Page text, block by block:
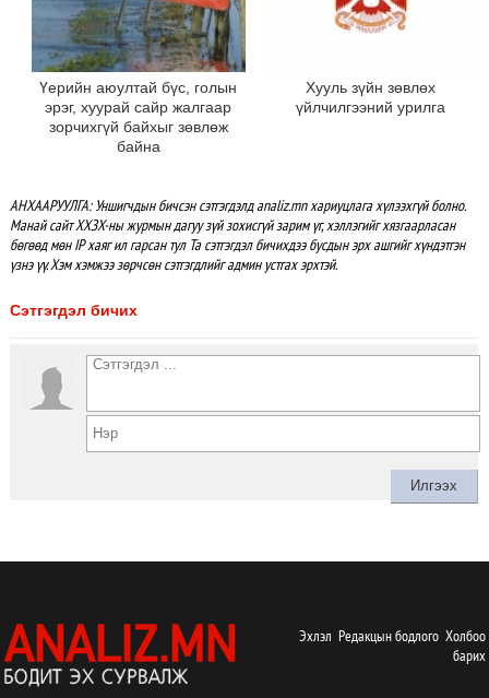
Үерийн аюултай бүс, голын
эрэг, хуурай сайр жалгаар
зорчихгүй байхыг зөвлөж
байна
Хууль зүйн зөвлөх
үйлчилгээний урилга
АНХААРУУЛГА: Уншигчдын бичсэн сэтгэгдэлд analiz.mn хариуцлага хүлээхгүй болно.
Манай сайт ХХЗХ-ны журмын дагуу зүй зохисгүй зарим үг, хэллэгийг хязгаарласан
бөгөөд мөн IP хаяг ил гарсан тул Та сэтгэгдэл бичихдээ бусдын эрх ашгийг хүндэтгэн
үзнэ үү. Хэм хэмжээ зөрчсөн сэтгэгдлийг админ устгах эрхтэй.
Сэтгэгдэл бичих
Эхлэл Редакцын бодлого Холбоо
барих